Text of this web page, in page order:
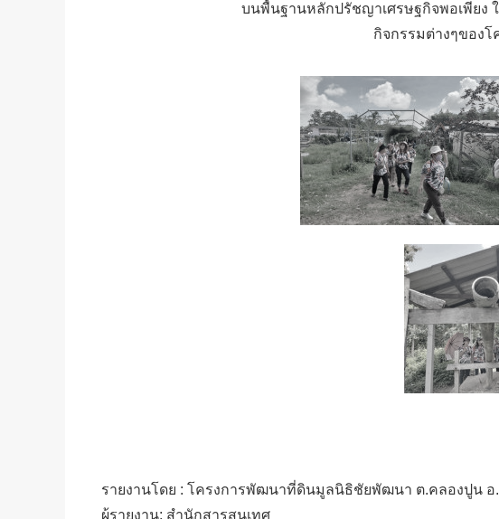
บนพื้นฐานหลักปรัชญาเศรษฐกิจพอเพียง
กิจกรรมต่างๆของ
รายงานโดย : โครงการพัฒนาที่ดินมูลนิธิชัยพัฒนา ต.คลองปูน อ.
ผู้รายงาน: สำนักสารสนเทศ